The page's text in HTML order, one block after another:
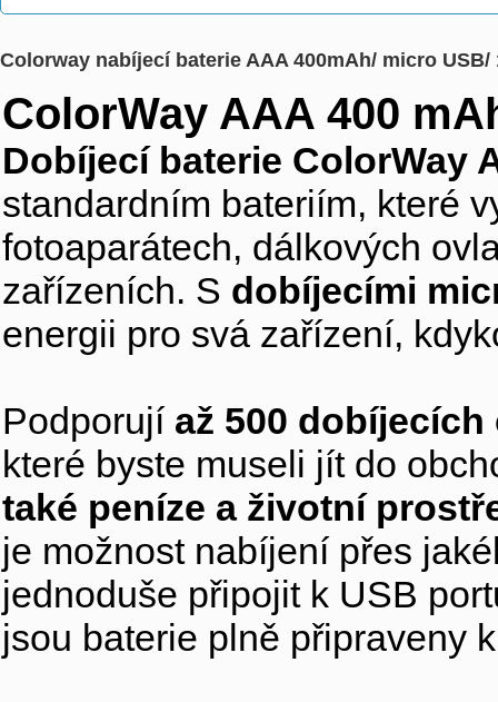
Colorway nabíjecí baterie AAA 400mAh/ micro USB/
ColorWay AAA 400
Dobíjecí baterie ColorWay
standardním bateriím, které
fotoaparátech, dálkových
zařízeních. S dobíjecími
energii pro svá zařízení,
Podporují až 500 dobíjecích
které byste museli jít do
také peníze a životní
je možnost nabíjení přes
jednoduše připojit k USB
jsou baterie plně připraveny